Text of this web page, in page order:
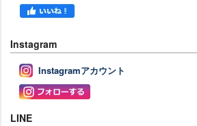
Instagram
Instagramアカウント
LINE